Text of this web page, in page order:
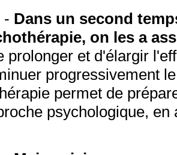
Dans un second
on les a
prolonger et d'élargir
progressivement
permet de
psychologique,